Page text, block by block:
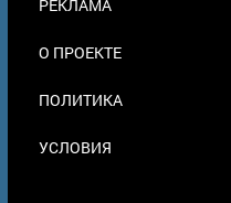
РЕКЛАМА
О ПРОЕКТЕ
ПОЛИТИКА
УСЛОВИЯ